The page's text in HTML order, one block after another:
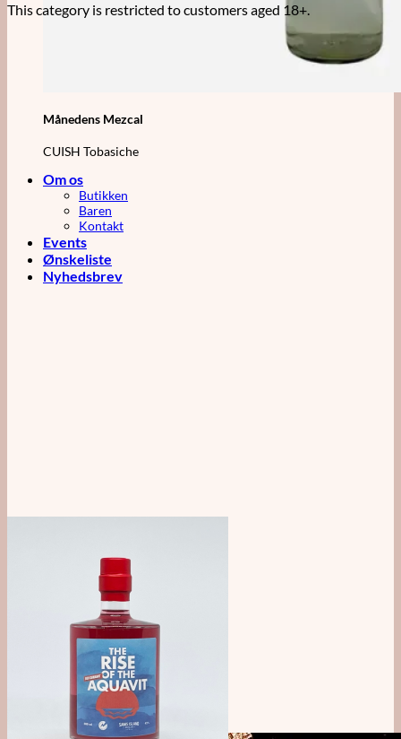
Månedens Mezcal
CUISH Tobasiche
Om os
Butikken
Baren
Kontakt
Events
Ønskeliste
Nyhedsbrev
This category is restricted to customers aged 18+.